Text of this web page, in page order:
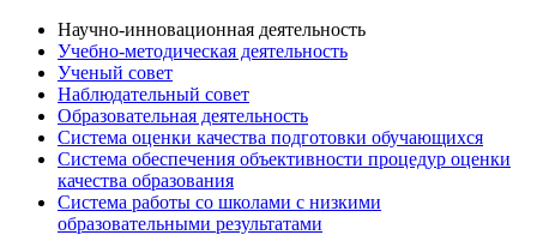
Научно-инновационная деятельность
Учебно-методическая деятельность
Ученый совет
Наблюдательный совет
Образовательная деятельность
Система оценки качества подготовки обучающихся
Система обеспечения объективности процедур оценки
качества образования
Система работы со школами с низкими
образовательными результатами